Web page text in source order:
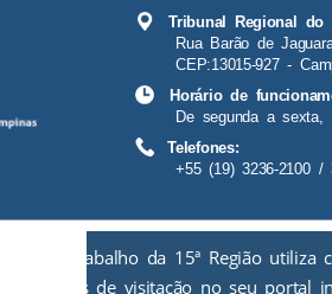
Tribunal Regional do
Rua Barão de
CEP:13015-927 -
Horário de
De segunda a
Telefones:
+55 (19) 3236-2100 /
do Trabalho da 15ª Região
estatísticas de visitação no seu